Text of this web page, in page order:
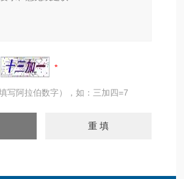
写阿拉伯数字），如：三加四=7